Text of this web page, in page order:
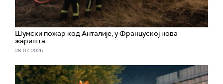
Шумски пожар код Анталије, у Француској нова
жаришта
28. 07. 2026.